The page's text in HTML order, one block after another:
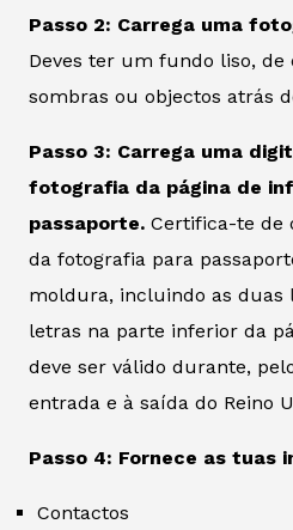
Passo 2: Carrega uma
Deves ter um fundo liso, de
sombras ou objectos atrás
Passo 3: Carrega uma
fotografia da página de
passaporte. Certifica-te de
da fotografia para
moldura, incluindo as duas
letras na parte inferior da
deve ser válido durante,
entrada e à saída do Reino
Passo 4: Fornece as tuas
Contactos